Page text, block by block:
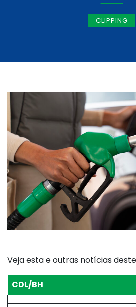
CLIPPING
Veja esta e outras notícias
CDL/BH